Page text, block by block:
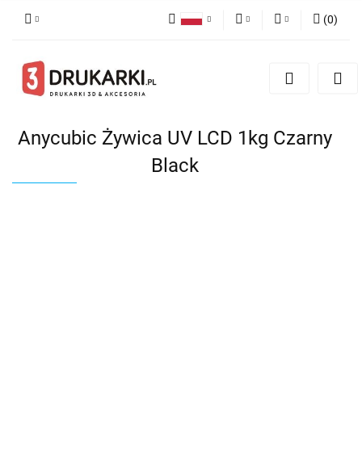
English
Zarejestruj się
(0)
Anycubic Żywica UV LCD 1kg Czarny
Black